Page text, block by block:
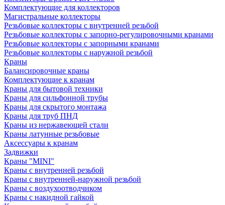
Комплектующие для коллекторов
Магистральные коллекторы
Резьбовые коллекторы с внутренней резьбой
Резьбовые коллекторы с запорно-регулировочными кранами
Резьбовые коллекторы с запорными кранами
Резьбовые коллекторы с наружной резьбой
Краны
Балансировочные краны
Комплектующие к кранам
Краны для бытовой техники
Краны для сильфонной трубы
Краны для скрытого монтажа
Краны для труб ПНД
Краны из нержавеющей стали
Краны латунные резьбовые
Аксессуары к кранам
Задвижки
Краны "MINI"
Краны с внутренней резьбой
Краны с внутренней-наружной резьбой
Краны с воздухоотводчиком
Краны с накидной гайкой